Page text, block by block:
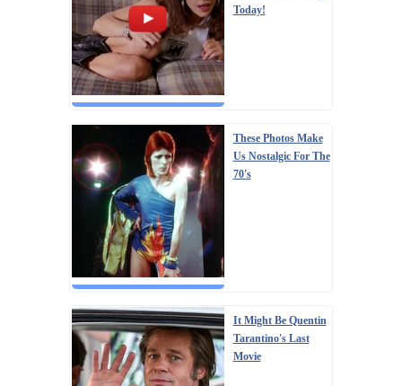
Today!
These Photos Make
Us Nostalgic For The
70's
It Might Be Quentin
Tarantino's Last
Movie